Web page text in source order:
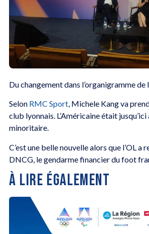
Du changement dans l’organigramme de
Selon RMC Sport, Michele Kang va
club lyonnais. L’Américaine était
minoritaire.
C’est une belle nouvelle alors que l’OL a
DNCG, le gendarme financier du foot
À LIRE ÉGALEMENT